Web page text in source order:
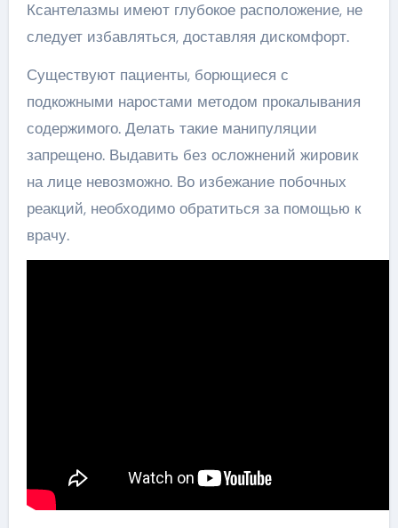
Ксантелазмы имеют глубокое расположение, не
следует избавляться, доставляя дискомфорт.
Существуют пациенты, борющиеся с
подкожными наростами методом прокалывания
содержимого. Делать такие манипуляции
запрещено. Выдавить без осложнений жировик
на лице невозможно. Во избежание побочных
реакций, необходимо обратиться за помощью к
врачу.